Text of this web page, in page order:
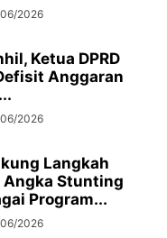
2026
Ketua DPRD
Anggaran
2026
Langkah
Angka Stunting
Program...
2026